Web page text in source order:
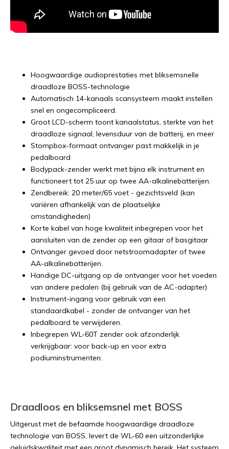
Hoogwaardige audioprestaties met bliksemsnelle
draadloze BOSS-technologie
Automatisch 14-kanaals scansysteem maakt instellen
snel en ongecompliceerd.
Groot LCD-scherm toont kanaalstatus, sterkte van het
draadloze signaal, levensduur van de batterij, en meer
Stompbox-formaat ontvanger past makkelijk in je
pedalboard
Bodypack-zender werkt met bijna elk instrument en
functioneert tot 25 uur op twee AA-alkalinebatterijen.
Zendbereik: 20 meter/65 voet - gezichtsveld (kan
variëren afhankelijk van de plaatselijke
omstandigheden)
Korte kabel van hoge kwaliteit inbegrepen voor het
aansluiten van de zender op een gitaar of basgitaar
Ontvanger gevoed door netstroomadapter of twee
AA-alkalinebatterijen.
Handige DC-uitgang op de ontvanger voor het voeden
van andere pedalen (bij gebruik van de AC-adapter)
Instrument-ingang voor gebruik van een
standaardkabel - zonder de ontvanger van het
pedalboard te verwijderen.
Inbegrepen WL-60T zender ook afzonderlijk
verkrijgbaar: voor back-up en voor extra
podiuminstrumenten.
Draadloos en bliksemsnel met BOSS
Uitgerust met de befaamde hoogwaardige draadloze
technologie van BOSS, levert de WL-60 een uitzonderlijke